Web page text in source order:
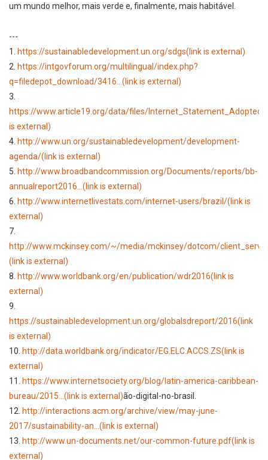
um mundo melhor, mais verde e, finalmente, mais habitável.
---
1. https://sustainabledevelopment.un.org/sdgs(link is external)
2. https://intgovforum.org/multilingual/index.php?
q=filedepot_download/3416... (link is external)
3.
https://www.article19.org/data/files/
is external)
4. http://www.un.org/sustainabledevelopment/development-
agenda/(link is external)
5. http://www.broadbandcommission.org/Documents/reports/bb-
annualreport2016... (link is external)
6. http://www.internetlivestats.com/internet-users/brazil/(link is
external)
7.
http://www.mckinsey.com/~/media/mckinsey/dotcom/
(link is external)
8. http://www.worldbank.org/en/publication/wdr2016(link is
external)
9.
https://sustainabledevelopment.un.org/globalsdreport/2016(link
is external)
10. http://data.worldbank.org/indicator/EG.ELC.ACCS.ZS(link is
external)
11. https://www.internetsociety.org/blog/latin-america-caribbean-
bureau/2015... (link is external)ão-digital-no-brasil.
12. http://interactions.acm.org/archive/view/may-june-
2017/sustainability-an... (link is external)
13. http://www.un-documents.net/our-common-future.pdf(link is
external)